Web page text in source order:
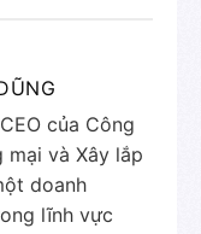
của Công
mại và Xây lắp
doanh
lĩnh vực